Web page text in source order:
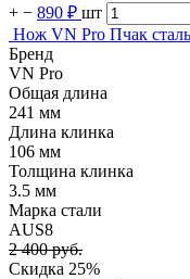
+ − 890 ₽ шт
Нож VN Pro Пчак
Бренд
VN Pro
Общая длина
241 мм
Длина клинка
106 мм
Толщина клинка
3.5 мм
Марка стали
AUS8
2 400 руб.
Скидка 25%